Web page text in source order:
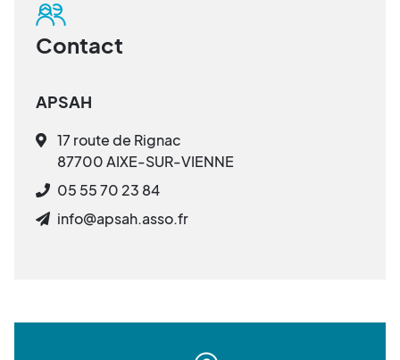
Contact
APSAH
17 route de Rignac
87700 AIXE-SUR-VIENNE
05 55 70 23 84
info@apsah.asso.fr